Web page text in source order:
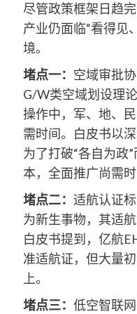
尽管政策框架日趋
产业仍面临“看得见
境。
堵点一： 空域审批
G/W类空域划设理
操作中，军、地、
需时间。白皮书以
为了打破“各自为政
本，全面推广尚需时
堵点二： 适航认证
为新生事物，其适
白皮书提到，亿航
准适航证，但大量
上。
堵点三： 低空智联